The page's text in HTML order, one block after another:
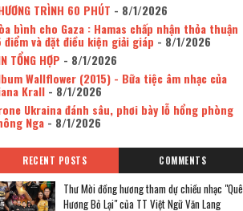
TRÌNH 60 PHÚT - 8/1/2026
bình cho Gaza : Hamas chấp nhận thỏa thuận
điểm và đặt điều kiện giải giáp - 8/1/2026
TỔNG HỢP - 8/1/2026
Wallflower (2015) - Bữa tiệc âm nhạc của
Krall- 8/1/2026
Ukraina đánh sâu, phơi bày lỗ hổng phòng
Nga- 8/1/2026
RECENT POSTS COMMENTS
Thư Mời đồng hương tham dự chiều nhạc "Quê
Hương Bỏ Lại" của TT Việt Ngữ Văn Lang